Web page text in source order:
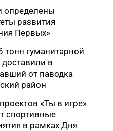
определены
развития
Первых»
тонн гуманитарной
в
от паводка
район
«Ты в игре»
спортивные
в рамках Дня